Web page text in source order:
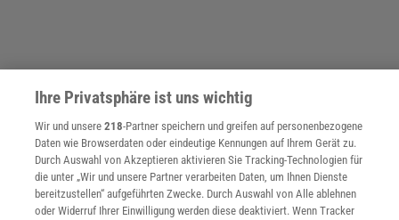
Weshalb laufen im weiblichen Organismus solche Mechanismen
ab, wenn sie doch das Krankheitsrisiko erhöhen? Normalerweise
eliminiert die Evolution im Lauf der Zeit Merkmale, die es der
betreffenden Spezies erschweren, sich erfolgreich fortzupflanzen –
Ihre Privatsphäre ist uns wichtig
Wir und unsere218-Partner speichern und greifen auf personenbezogene
Daten wie Browserdaten oder eindeutige Kennungen auf Ihrem Gerät zu.
Durch Auswahl von Akzeptieren aktivieren Sie Tracking-Technologien für
die unter „Wir und unsere Partner verarbeiten Daten, um Ihnen Dienste
bereitzustellen“ aufgeführten Zwecke. Durch Auswahl von Alle ablehnen
oder Widerruf Ihrer Einwilligung werden diese deaktiviert. Wenn Tracker